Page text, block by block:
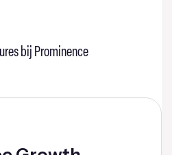
bij Prominence